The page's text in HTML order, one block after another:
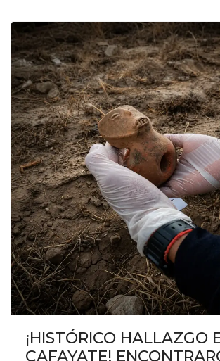
¡HISTÓRICO HALLAZGO
CAFAYATE!